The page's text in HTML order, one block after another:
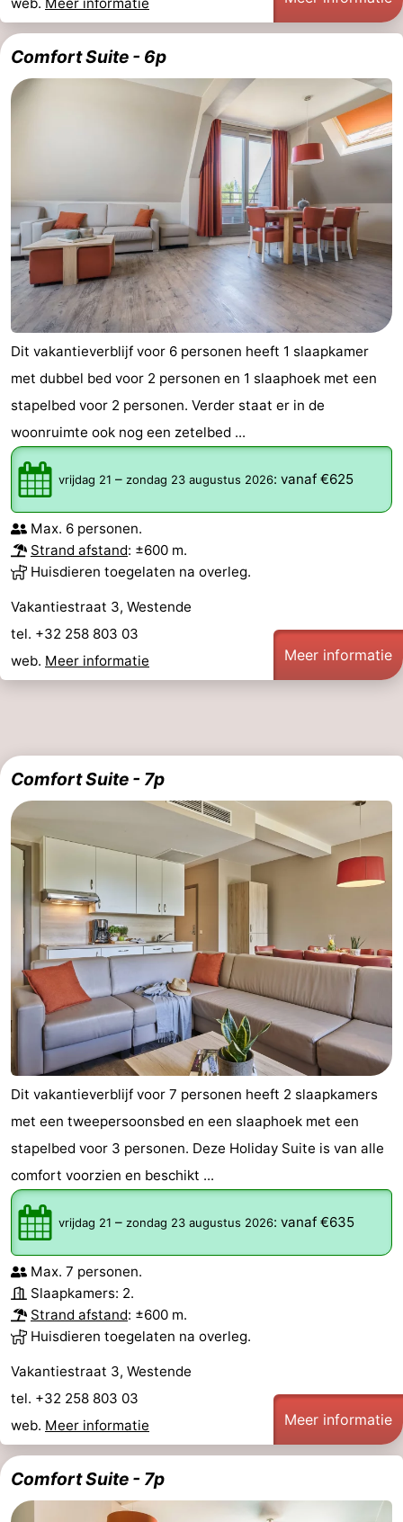
Comfort Suite - 6p
Dit vakantieverblijf voor 6 personen heeft 1 slaapkamer
met dubbel bed voor 2 personen en 1 slaaphoek met een
stapelbed voor 2 personen. Verder staat er in de
woonruimte ook nog een zetelbed ...
vrijdag 21 – zondag 23 augustus 2026: vanaf €625
Max. 6 personen.
Strand afstand: ±600 m.
Huisdieren toegelaten na overleg.
Vakantiestraat 3, Westende
tel. +32 258 803 03
web. Meer informatie Meer informatie
Comfort Suite - 7p
Dit vakantieverblijf voor 7 personen heeft 2 slaapkamers
met een tweepersoonsbed en een slaaphoek met een
stapelbed voor 3 personen. Deze Holiday Suite is van alle
comfort voorzien en beschikt ...
vrijdag 21 – zondag 23 augustus 2026: vanaf €635
Max. 7 personen.
Slaapkamers: 2.
Strand afstand: ±600 m.
Huisdieren toegelaten na overleg.
Vakantiestraat 3, Westende
tel. +32 258 803 03
web. Meer informatie Meer informatie
Comfort Suite - 7p